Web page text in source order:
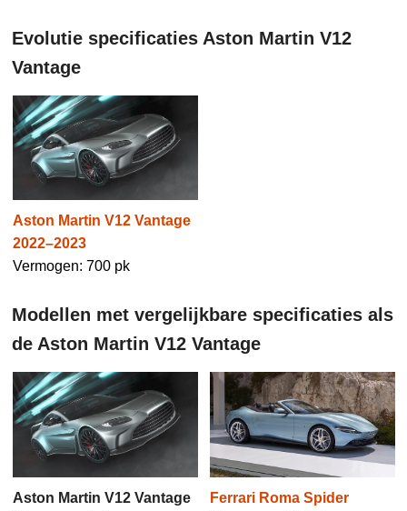
Evolutie specificaties Aston Martin V12
Vantage
Aston Martin V12 Vantage
2022–2023
Vermogen: 700 pk
Modellen met vergelijkbare specificaties als
de Aston Martin V12 Vantage
Aston Martin V12 Vantage
Ferrari Roma Spider